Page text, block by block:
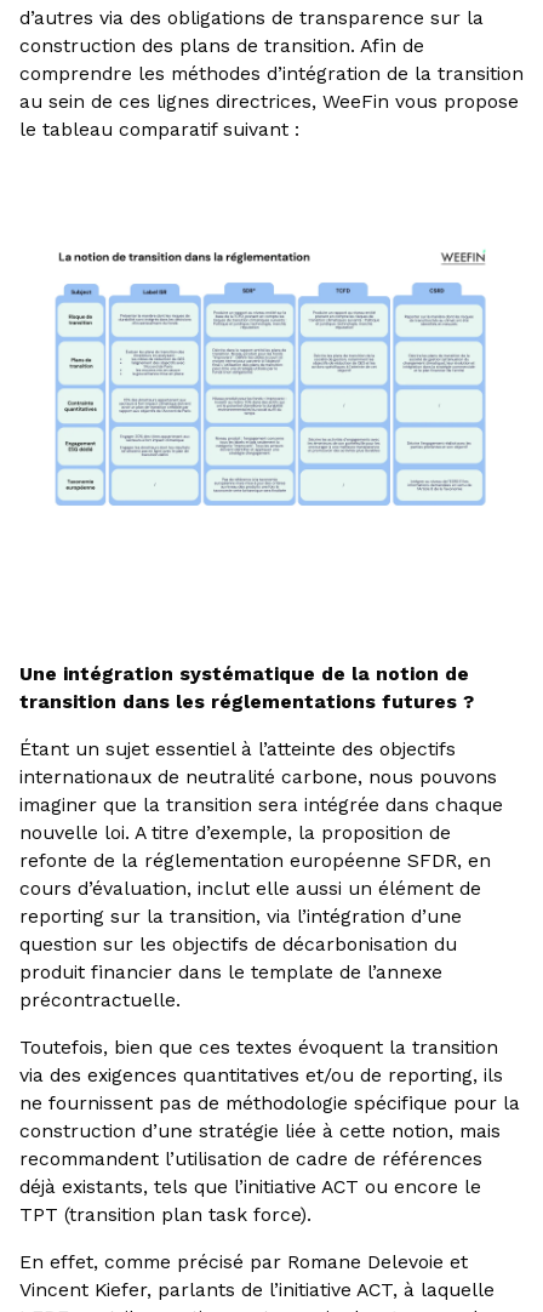
d’autres via des obligations de transparence sur la
construction des plans de transition. Afin de
comprendre les méthodes d’intégration de la transition
au sein de ces lignes directrices, WeeFin vous propose
le tableau comparatif suivant :
Une intégration systématique de la notion de
transition dans les réglementations futures ?
Étant un sujet essentiel à l’atteinte des objectifs
internationaux de neutralité carbone, nous pouvons
imaginer que la transition sera intégrée dans chaque
nouvelle loi. A titre d’exemple, la proposition de
refonte de la réglementation européenne SFDR, en
cours d’évaluation, inclut elle aussi un élément de
reporting sur la transition, via l’intégration d’une
question sur les objectifs de décarbonisation du
produit financier dans le template de l’annexe
précontractuelle.
Toutefois, bien que ces textes évoquent la transition
via des exigences quantitatives et/ou de reporting, ils
ne fournissent pas de méthodologie spécifique pour la
construction d’une stratégie liée à cette notion, mais
recommandent l’utilisation de cadre de références
déjà existants, tels que l’initiative ACT ou encore le
TPT (transition plan task force).
En effet, comme précisé par Romane Delevoie et
Vincent Kiefer, parlants de l’initiative ACT, à laquelle